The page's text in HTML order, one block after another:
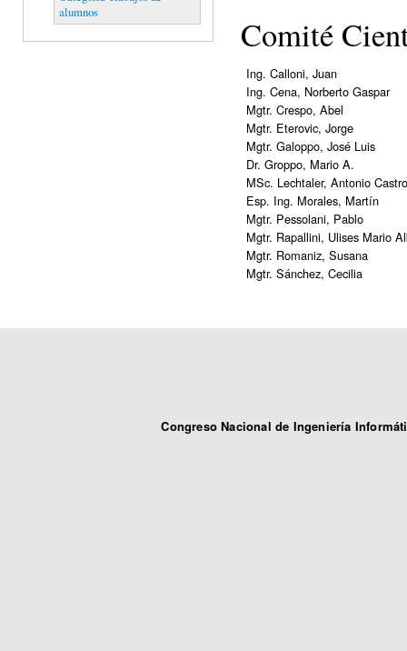
alumnos
Comité
Ing. Calloni, Juan
Ing. Cena, Norberto Gaspar
Mgtr. Crespo, Abel
Mgtr. Eterovic, Jorge
Mgtr. Galoppo, José Luis
Dr. Groppo, Mario A.
MSc. Lechtaler, Antonio Castro
Esp. Ing. Morales, Martín
Mgtr. Pessolani, Pablo
Mgtr. Rapallini, Ulises Mario
Mgtr. Romaniz, Susana
Mgtr. Sánchez, Cecilia
Congreso Nacional de Ingeniería